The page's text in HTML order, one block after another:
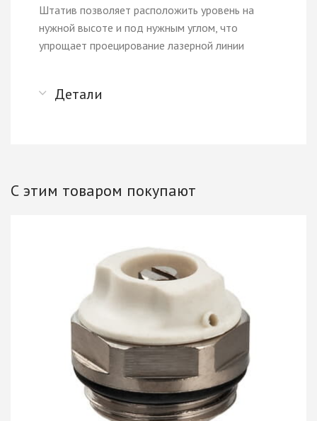
Штатив позволяет расположить уровень на
нужной высоте и под нужным углом, что
упрощает проецирование лазерной линии
Детали
С этим товаром покупают